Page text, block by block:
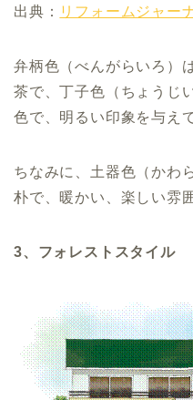
出典： リフォームジャー
弁柄色（べんがらいろ）
茶で、丁子色（ちょうじ
色で、明るい印象を与え
ちなみに、土器色（かわ
朴で、暖かい、楽しい雰
3、フォレストスタイル